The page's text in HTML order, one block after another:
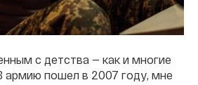
с детства — как и многие
армию пошел в 2007 году, мне